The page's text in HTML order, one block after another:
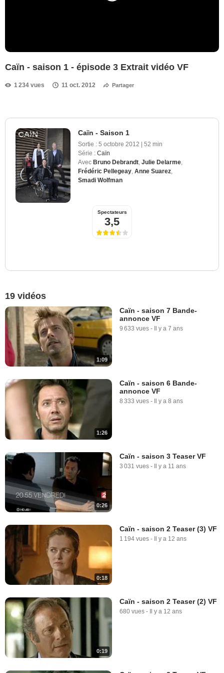
Caïn - saison 1 - épisode 3 Extrait vidéo VF
1 234 vues 11 oct. 2012 Partager
Caïn - Saison 1
Sortie : 5 octobre 2012 | 52 min
Série : Caïn
Avec Bruno Debrandt Julie Delarme
Frédéric Pellegeay Anne Suarez
Smadi Wolfman
Spectateurs
3,5
19 vidéos
1:09
Caïn - saison 7 Bande-
annonce VF
9 633 vues - Il y a 7 ans
1:26
Caïn - saison 6 Bande-
annonce VF
8 333 vues - Il y a 8 ans
0:26
Caïn - saison 3 Teaser VF
3 031 vues - Il y a 11 ans
0:18
Caïn - saison 2 Teaser (3) VF
1 194 vues - Il y a 12 ans
0:19
Caïn - saison 2 Teaser (2) VF
680 vues - Il y a 12 ans